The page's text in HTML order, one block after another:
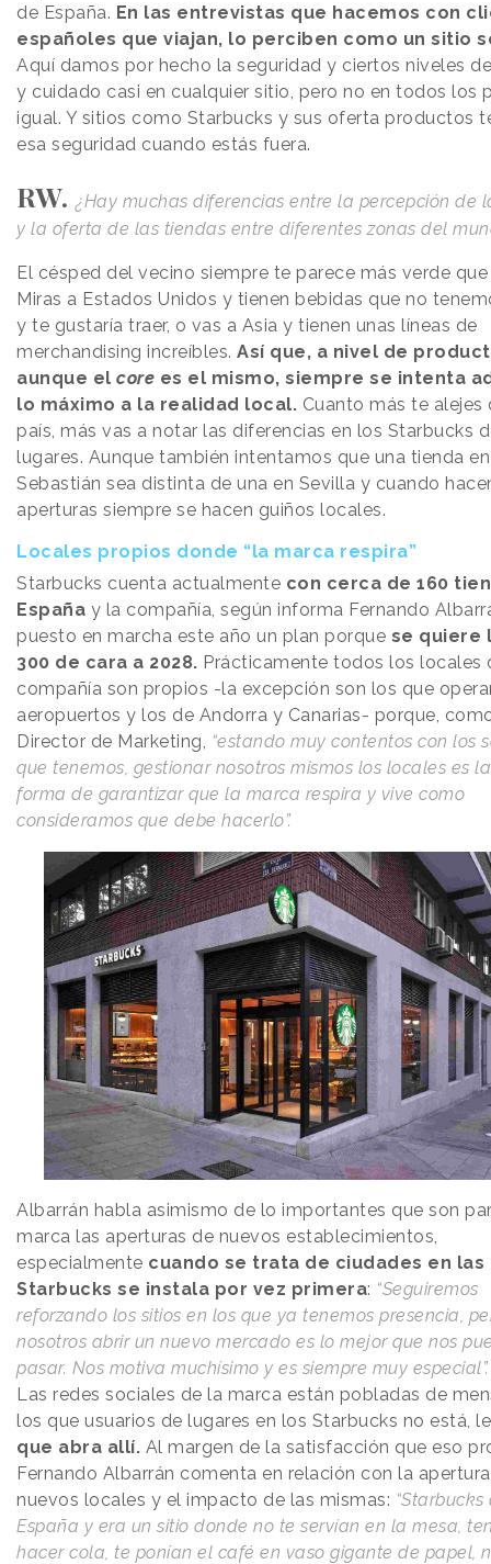
de España. En las entrevistas que hacemos con
españoles que viajan, lo perciben como un sitio
Aquí damos por hecho la seguridad y ciertos niveles
y cuidado casi en cualquier sitio, pero no en todos los
igual. Y sitios como Starbucks y sus oferta productos
esa seguridad cuando estás fuera.
RW. ¿Hay muchas diferencias entre la percepción de
y la oferta de las tiendas entre diferentes zonas del
El césped del vecino siempre te parece más verde
Miras a Estados Unidos y tienen bebidas que no
y te gustaría traer, o vas a Asia y tienen unas líneas de
merchandising increíbles. Así que, a nivel de
aunque el core es el mismo, siempre se intenta
lo máximo a la realidad local. Cuanto más te alejes
país, más vas a notar las diferencias en los Starbucks
lugares. Aunque también intentamos que una tienda
Sebastián sea distinta de una en Sevilla y cuando
aperturas siempre se hacen guiños locales.
Locales propios donde “la marca respira”
Starbucks cuenta actualmente con cerca de 160
España y la compañía, según informa Fernando
puesto en marcha este año un plan porque se quiere
300 de cara a 2028. Prácticamente todos los locales
compañía son propios -la excepción son los que
aeropuertos y los de Andorra y Canarias- porque,
Director de Marketing,
“estando muy contentos con los
que tenemos, gestionar nosotros mismos los locales es
forma de garantizar que la marca respira y vive como
consideramos que debe hacerlo”.
Albarrán habla asimismo de lo importantes que son
marca las aperturas de nuevos establecimientos,
especialmente cuando se trata de ciudades en las
Starbucks se instala por vez primera: “Seguiremos
reforzando los sitios en los que ya tenemos presencia,
nosotros abrir un nuevo mercado es lo mejor que nos
pasar. Nos motiva muchísimo y es siempre muy
Las redes sociales de la marca están pobladas de
los que usuarios de lugares en los Starbucks no está,
que abra allí. Al margen de la satisfacción que eso
Fernando Albarrán comenta en relación con la
nuevos locales y el impacto de las mismas:
España y era un sitio donde no te servían en la mesa,
hacer cola, te ponían el café en vaso gigante de papel,